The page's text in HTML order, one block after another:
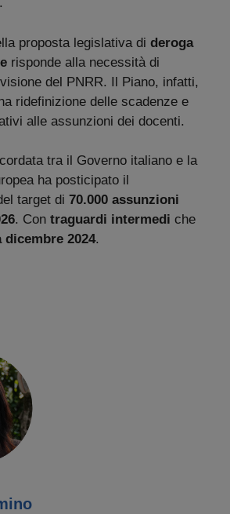
proposta legislativa di deroga
risponde alla necessità di
del PNRR. Il Piano, infatti,
ridefinizione delle scadenze e
alle assunzioni dei docenti.
tra il Governo italiano e la
ha posticipato il
target di 70.000 assunzioni
. Con traguardi intermedi che
dicembre 2024.